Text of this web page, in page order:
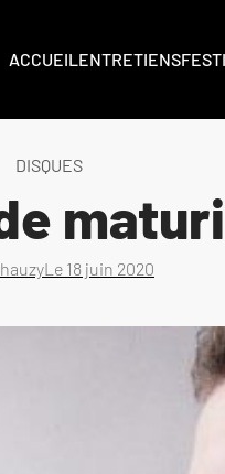
ACCUEILENTRETIENS
DISQUES
Le 18 juin 2020